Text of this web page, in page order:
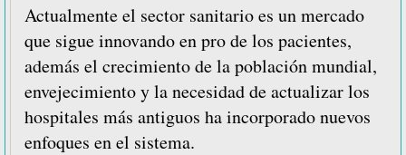
Actualmente el sector sanitario es un mercado
que sigue innovando en pro de los pacientes,
además el crecimiento de la población mundial,
envejecimiento y la necesidad de actualizar los
hospitales más antiguos ha incorporado nuevos
enfoques en el sistema.